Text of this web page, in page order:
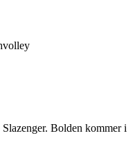
Bolden kommer i